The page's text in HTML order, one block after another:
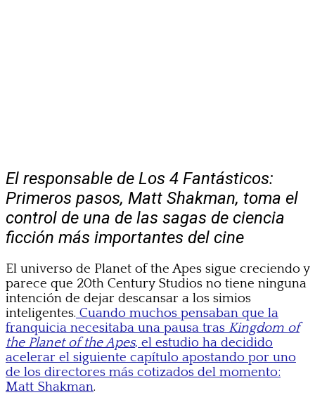
El responsable de Los 4 Fantásticos:
Primeros pasos, Matt Shakman, toma el
control de una de las sagas de ciencia
ficción más importantes del cine
El universo de Planet of the Apes sigue creciendo y
parece que 20th Century Studios no tiene ninguna
intención de dejar descansar a los simios
inteligentes. Cuando muchos pensaban que la
franquicia necesitaba una pausa tras Kingdom of
the Planet of the Apes, el estudio ha decidido
acelerar el siguiente capítulo apostando por uno
de los directores más cotizados del momento:
Matt Shakman.